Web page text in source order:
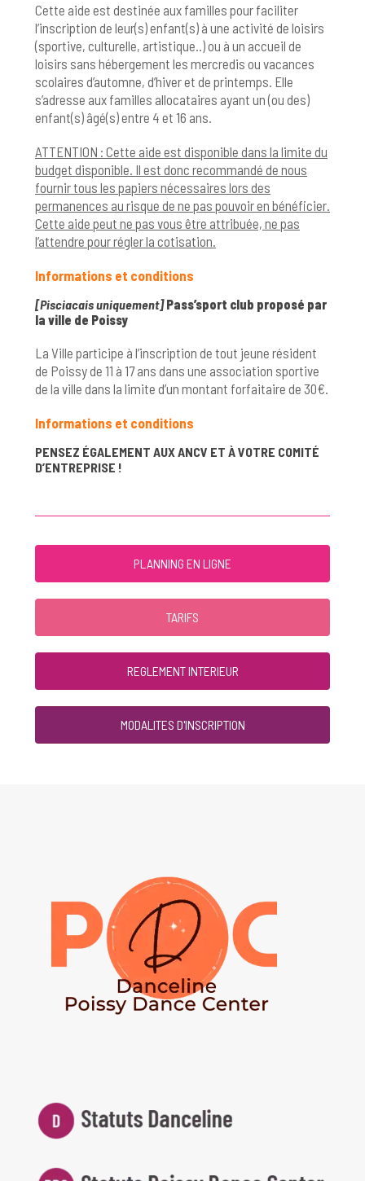
Cette aide est destinée aux familles pour faciliter
l’inscription de leur(s) enfant(s) à une activité de loisirs
(sportive, culturelle, artistique..) ou à un accueil de
loisirs sans hébergement les mercredis ou vacances
scolaires d’automne, d’hiver et de printemps. Elle
s’adresse aux familles allocataires ayant un (ou des)
enfant(s) âgé(s) entre 4 et 16 ans.
ATTENTION : Cette aide est disponible dans la limite du
budget disponible. Il est donc recommandé de nous
fournir tous les papiers nécessaires lors des
permanences au risque de ne pas pouvoir en bénéficier.
Cette aide peut ne pas vous être attribuée, ne pas
l’attendre pour régler la cotisation.
Informations et conditions
[Pisciacais uniquement]Pass’sport club proposé par
la ville de Poissy
La Ville participe à l’inscription de tout jeune résident
de Poissy de 11 à 17 ans dans une association sportive
de la ville dans la limite d’un montant forfaitaire de 30€.
Informations et conditions
PENSEZ ÉGALEMENT AUX ANCV ET À VOTRE COMITÉ
D’ENTREPRISE !
PLANNING EN LIGNE
TARIFS
REGLEMENT INTERIEUR
MODALITES D'INSCRIPTION